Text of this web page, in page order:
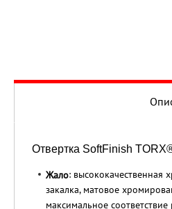
Отвертка SoftFinish
Жало: высококачественная
закалка, матовое
максимальное